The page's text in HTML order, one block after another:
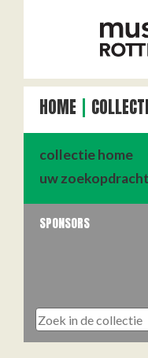
HOME
collectie home
uw
SPONSORS